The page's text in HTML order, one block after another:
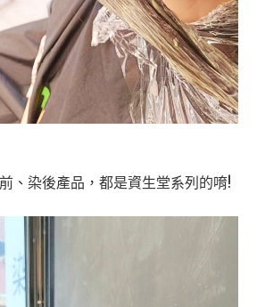
、染後產品，都是資生堂系列的唷!